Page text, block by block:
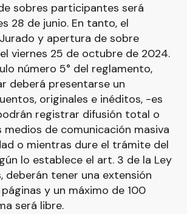
sobres participantes será
28 de junio. En tanto, el
y apertura de sobre
viernes 25 de octubre de 2024.
número 5° del reglamento,
deberá presentarse un
originales e inéditos, -es
registrar difusión total o
medios de comunicación masiva
o mientras dure el trámite del
lo establece el art. 3 de la Ley
deberán tener una extensión
y un máximo de 100
será libre.